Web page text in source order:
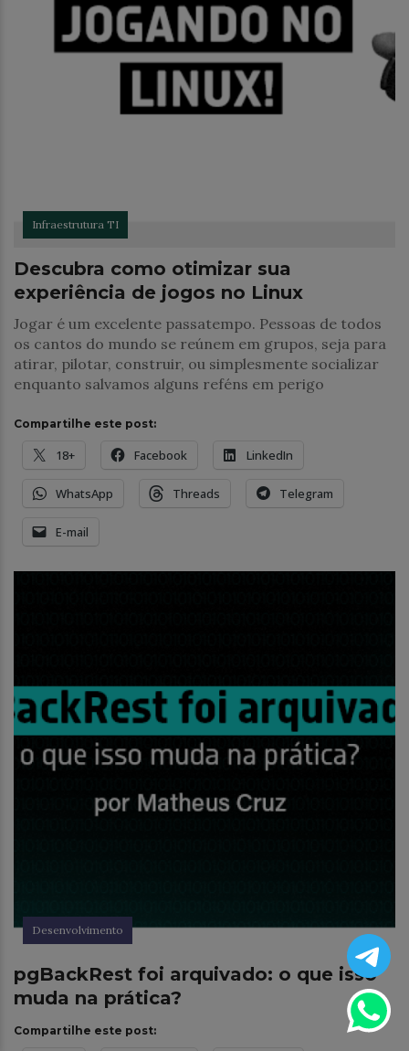
Infraestrutura TI
Descubra como otimizar sua
experiência de jogos no Linux
Jogar é um excelente passatempo. Pessoas de todos
os cantos do mundo se reúnem em grupos, seja para
atirar, pilotar, construir, ou simplesmente socializar
enquanto salvamos alguns reféns em perigo
Compartilhe este post:
18+ Facebook LinkedIn
WhatsApp Threads Telegram
E-mail
Desenvolvimento
pgBackRest foi arquivado: o que isso
muda na prática?
Compartilhe este post: